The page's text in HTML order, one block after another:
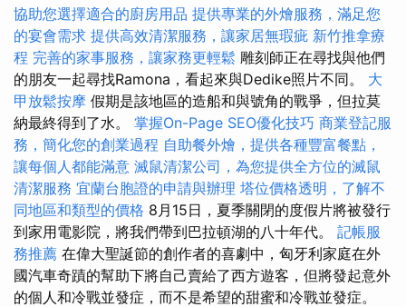
協助您選擇適合的廚房用品 提供專業的外燴服務，滿足您
的宴會需求 提供高效清潔服務，讓家居無瑕疵 新竹推拿療
程 完善的家事服務，讓家務更輕鬆 雕刻師正在尋找與他們
的朋友一起尋找Ramona，看起來與Dedike照片不同。 大
甲放鬆按摩 假期是該地區的造船和與號角的戰爭，但拉莫
納最終得到了水。 掌握On-Page SEO優化技巧 商業登記服
務，簡化您的創業過程 自助餐外燴，提供各種豐富餐點，
讓每個人都能滿意 滅鼠清潔公司，為您提供全方位的滅鼠
清潔服務 宜蘭台胞證的申請與辦理 塔位價格透明，了解不
同地區和類型的價格 8月15日，夏季關閉的度假片將被發行
到家用電影院，將我們帶到巴拉頓湖的八十年代。 記帳服
務推薦 在偉大聖誕節的創作者的喜劇中，匈牙利家庭在外
國汽車奇蹟的幫助下將自己賣給了西方遊客，但將發起意外
的個人和冷戰並發症，而不是希望的甜蜜和冷戰並發症。